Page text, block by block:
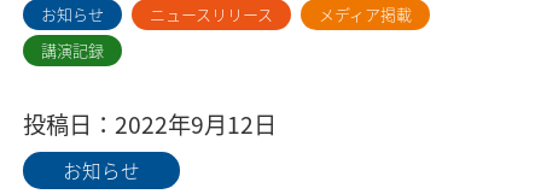
お知らせ ニュースリリース
メディア掲載
講演記録
投稿日：2022年9月12日
お知らせ